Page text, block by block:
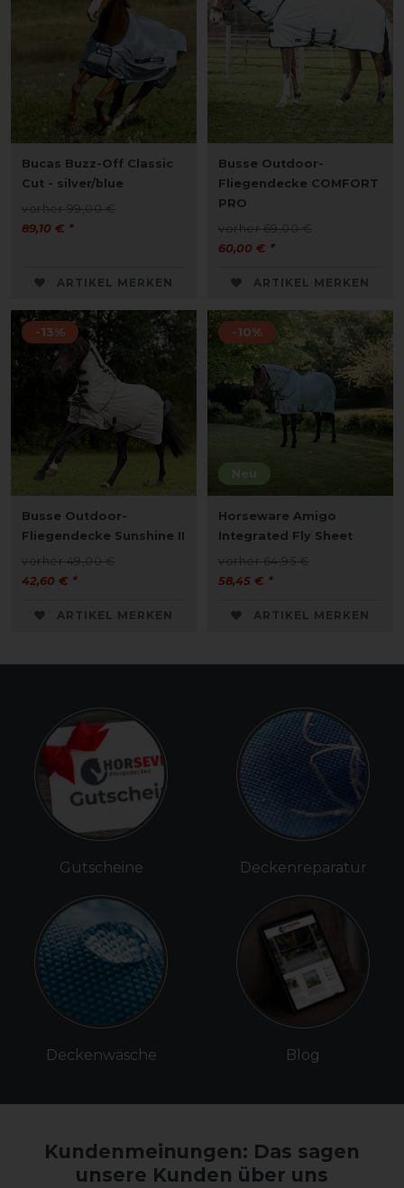
Bucas Buzz-Off Classic
Cut - silver/blue
vorher 99,00 €
89,10 € *
ARTIKEL MERKEN
Busse Outdoor-
Fliegendecke COMFORT
PRO
vorher 69,00 €
60,00 € *
ARTIKEL MERKEN
-13%
Busse Outdoor-
Fliegendecke Sunshine II
vorher 49,00 €
42,60 € *
ARTIKEL MERKEN
Neu
-10%
Horseware Amigo
Integrated Fly Sheet
vorher 64,95 €
58,45 € *
ARTIKEL MERKEN
Gutscheine
Deckenwäsche
Deckenreparatur
Blog
Kundenmeinungen: Das sagen
unsere Kunden über uns